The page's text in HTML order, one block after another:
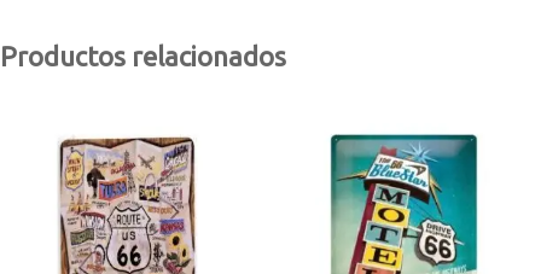
Productos relacionados